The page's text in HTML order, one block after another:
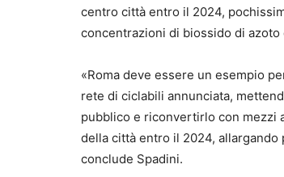
centro città entro il 2024,
concentrazioni di biossido di
«Roma deve essere un esempio
rete di ciclabili annunciata,
pubblico e riconvertirlo con mezzi
della città entro il 2024,
conclude Spadini.